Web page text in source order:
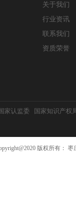
关于我们
行业资讯
联系我们
资质荣誉
家认监委 国家知识产权
版权所有